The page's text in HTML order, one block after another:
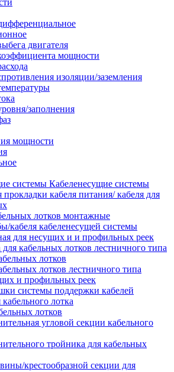
двигателя
мощности
изоляции/заземления
заполнения
мощности
Кабеленесущие системы
прокладки кабеля питания/ кабеля для
лотков монтажные
кабеля кабеленесущей системы
для несущих и и профильных реек
для кабельных лотков лестничного типа
лотков
лотков лестничного типа
и профильных реек
системы поддержки кабелей
лотка
лотков
угловой секции кабельного
тройника для кабельных
крестообразной секции для